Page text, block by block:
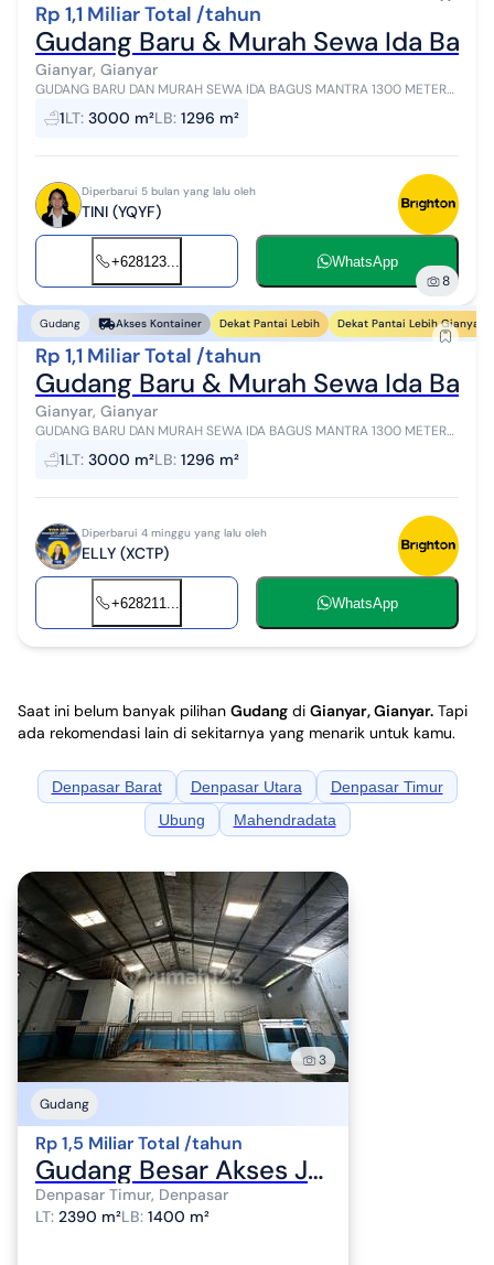
Rp 1,1 Miliar Total /tahun
Gudang Baru & Murah Sewa Ida
Gianyar, Gianyar
GUDANG BARU DAN MURAH SEWA IDA BAGUS MANTRA 1300 METER
Sewa Gudang IDA-BAGUS-MANTRA-GIANYAR-BALI - Gianyar LT
3000 LB 1296 Dimensi 33 x 40 Listrik...
1LT: 3000 m²LB: 1296 m²
Diperbarui 5 bulan yang lalu oleh
TINI (YQYF)
+628123... WhatsApp
8
Gudang Akses Kontainer Dekat Pantai Lebih Dekat Pantai Lebih Gianyar
Rp 1,1 Miliar Total /tahun
Gudang Baru & Murah Sewa Ida
Gianyar, Gianyar
GUDANG BARU DAN MURAH SEWA IDA BAGUS MANTRA 1300 METER
Sewa Gudang IDA-BAGUS-MANTRA-GIANYAR-BALI - Gianyar LT
3000 LB 1296 Dimensi 33 x 40 Listrik...
1LT: 3000 m²LB: 1296 m²
Diperbarui 4 minggu yang lalu oleh
ELLY (XCTP)
+628211... WhatsApp
Saat ini belum banyak pilihan Gudang di Gianyar, Gianyar. Tapi
ada rekomendasi lain di sekitarnya yang menarik untuk kamu.
Denpasar Barat Denpasar Utara
Denpasar Timur
Ubung
Mahendradata
3
Gudang
Rp 1,5 Miliar Total /tahun
Gudang Besar Akses Jalan Utama Bebas Banjir Denpasar Timur
Denpasar Timur, Denpasar
LT: 2390 m²LB: 1400 m²